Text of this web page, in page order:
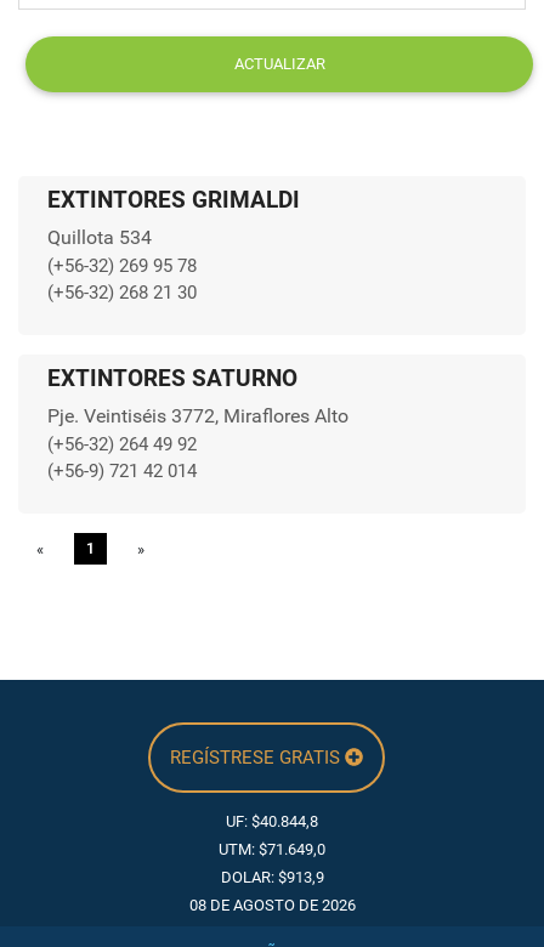
ACTUALIZAR
EXTINTORES GRIMALDI
Quillota 534
(+56-32) 269 95 78
(+56-32) 268 21 30
EXTINTORES SATURNO
Pje. Veintiséis 3772, Miraflores Alto
(+56-32) 264 49 92
(+56-9) 721 42 014
« Previous
1 »
REGÍSTRESE GRATIS
UF: $40.844,8
UTM: $71.649,0
DOLAR: $913,9
08 DE AGOSTO DE 2026